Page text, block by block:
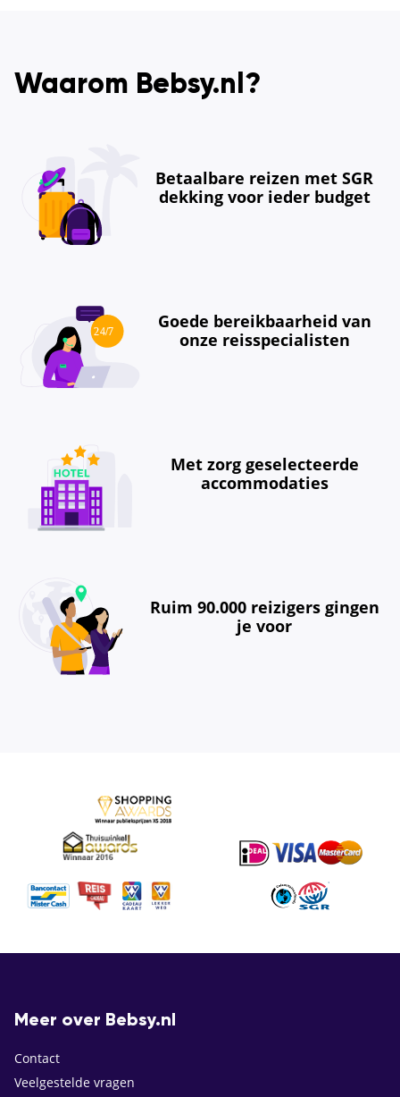
Waarom Bebsy.nl?
Betaalbare reizen met SGR
dekking voor ieder budget
Goede bereikbaarheid van
onze reisspecialisten
Met zorg geselecteerde
accommodaties
Ruim 90.000 reizigers gingen
je voor
Meer over Bebsy.nl
Contact
Veelgestelde vragen